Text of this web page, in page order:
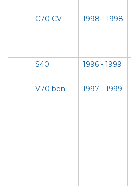
C70 CV 1998 - 1998
S40 1996 - 1999
V70 ben
1997 - 1999